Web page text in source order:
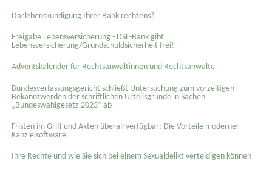
Darlehenskündigung Ihrer Bank rechtens?
Freigabe Lebensversicherung - DSL-Bank gibt
Lebensversicherung/Grundschuldsicherheit frei!
Adventskalender für Rechtsanwältinnen und Rechtsanwälte
Bundesverfassungsgericht schließt Untersuchung zum vorzeitigen
Bekanntwerden der schriftlichen Urteilsgründe in Sachen
„Bundeswahlgesetz 2023“ ab
Fristen im Griff und Akten überall verfügbar: Die Vorteile moderner
Kanzleisoftware
Ihre Rechte und wie Sie sich bei einem Sexual­delikt verteidigen können